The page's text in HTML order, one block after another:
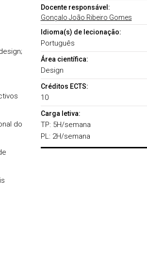
do
Docente responsável:
Gonçalo João Ribeiro Gomes
Idioma(s) de lecionação:
Português
Área científica:
Design
Créditos ECTS:
10
Carga letiva:
TP: 5H/semana
PL: 2H/semana